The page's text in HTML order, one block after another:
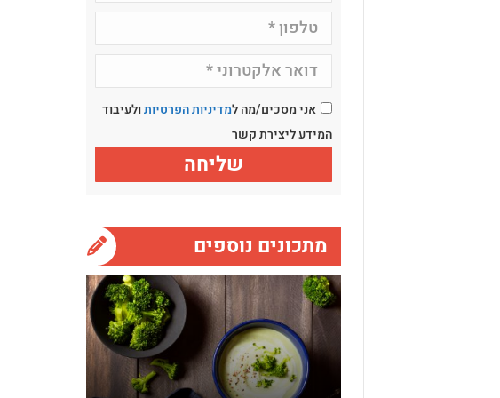
אני מסכים/מה למדיניות הפרטיותולעיבוד
המידע ליצירת קשר
מתכונים נוספים